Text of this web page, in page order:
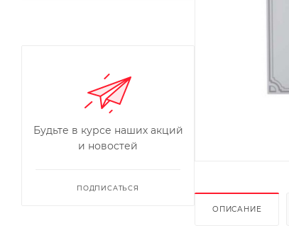
ОПИСАНИЕ
Будьте в курсе наших акций
и новостей
ПОДПИСАТЬСЯ